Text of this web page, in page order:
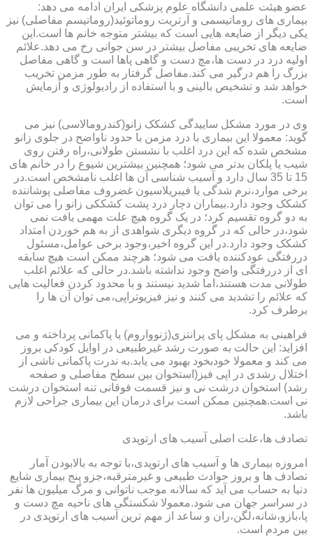
عضو هیئت علمی دانشگاه علوم پزشکی ایران ادامه می دهد:
بیماری های روماتیسمی و آرتریت روماتوئید(روماتیسم مفاصلی) نیز
یکی دیگر از ضایعه هایی است که بیشتر متوجه خانم ها است.این
ضایعه های تخریبی مفاصل بیشتر در سن جوانی رخ می دهد.علائم
اولیه درد در دست ها،مچ دست و گاهی پاها است و گاهی مفاصل
بزرگ را هم درگیر می کند.مفاصل گرفتار به طور مزمن تخریب
خواهد شد و تشخیص بالینی و با استفاده از رادیولوژی و آزمایش
است.
وی در مورد مشکل ساییدگی کشکک زانو(کندرومالاسی) نیز می
گوید: معمولا این بیماری با درد مزمن با حدود ناواضح در جلوی زانو
مشخص شده که این درد اغلب با نشستن طولانی،راه رفتن روی
شیب یا پلکان بدتر می شود؛ همچنین بیشترین شیوع را در خانم های
15 تا 35 سال دارد و آسیب شناسی آن ها اغلب نامشخص است.در
برخی موارد،نرم شدگی یا فیبریلاسیون غضروف مفاصلی پوشاننده
کشکک وجود دارد.بیماران دچار درد پشت کشککی زانو را می توان
به دو گروه تقسیم کرد؛ در یک گروه هیچ علت مهمی یافت نمی
شود،در حالی که در گروه دیگری شواهدی از به هم خوردن امتداد
کشکک وجود دارد.در این گروه اخیر،وجود برخی عوامل،مسئول
دررفتگی عودکننده یافت می شود؛ هرچند ممکن است هیچ سابقه
ای از دررفتگی واضح وجود نداشته باشد.در حالی که علائم اغلب
طولانی مدت هستند،اما شدید نیستند و با محدود کردن فعالیت هایی
که علائم را تشدید می کنند و نیز فیزیوتراپی،می توان آن ها را
برطرف کرد.
فراهینی به مشکل پای پرانتزی(ژنوواروم) یا پاکمانی پرداخته و می
افزاید: این حالت به صورت رشد غیرطبیعی در اوایل کودکی بروز
می کند و معمولا خودبخود بهبود می یابد.به ندرت پاکمانی ناشی از
اختلال رشدی در اپی فیز(استخوان بین سطح مفاصلی و صفحه
رشد) استخوان درشت نی و نیز قسمت فوقانی تنه استخوان درشت
نی است.همچنین ممکن است برای درمان این بیماری جراحی لازم
باشد.
تصادف ها،علت اصلی آسیب های ارتوپدی
امروزه بیماری ها و آسیب های ارتوپدی،با توجه به بالابودن آمار
تصادف ها و بروز حوادث طبیعی و غیرمترقبه،جزو پنج بیماری شایع
دنیا به حساب می آید که سالانه موجب ناتوانی و مرگ میلیون ها نفر
در سراسر جهان می شود.معمولا شکستگی های ناحیه مچ دست و
پا،بازو،شانه،لگن،ران و ساعد از مهم ترین آسیب های ارتوپدی در
بین مردم است.